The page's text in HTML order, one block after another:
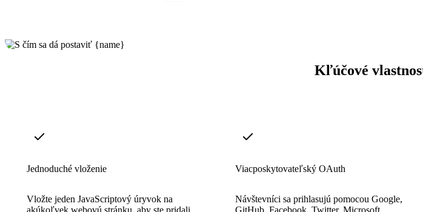
Kľúčové
Jednoduché vloženie
Vložte jeden JavaScriptový úryvok na
akúkoľvek webovú stránku, aby ste pridali
Viacposkytovateľský OAuth
Návštevníci sa prihlasujú pomocou Google,
GitHub, Facebook, Twitter, Microsoft,